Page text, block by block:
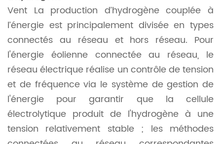
Vent La production d’hydrogène couplée à
l’énergie est principalement divisée en types
connectés au réseau et hors réseau. Pour
l'énergie éolienne connectée au réseau, le
réseau électrique réalise un contrôle de tension
et de fréquence via le système de gestion de
l'énergie pour garantir que la cellule
électrolytique produit de l'hydrogène à une
tension relativement stable ; les méthodes